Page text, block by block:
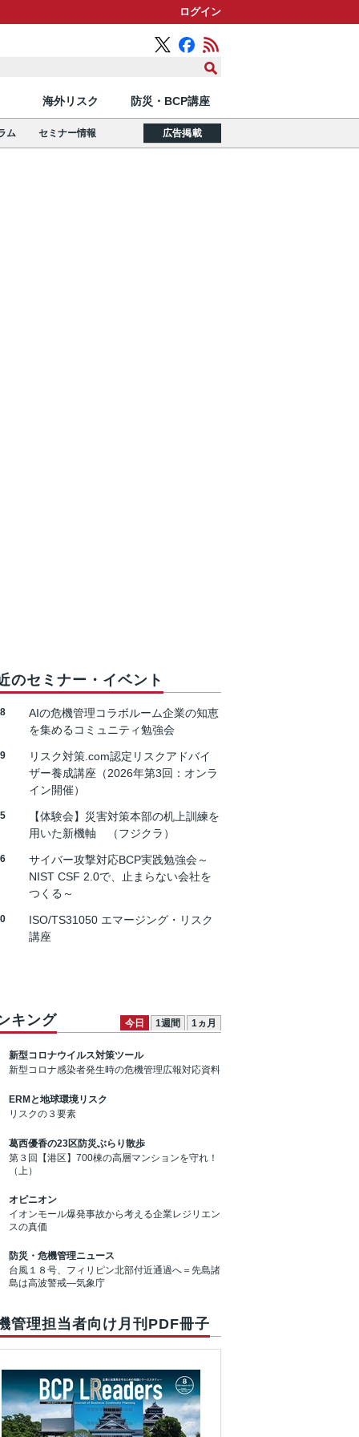
ログイン
海外リスク 防災・BCP講座
ム セミナー情報 広告掲載
のセミナー・イベント
AIの危機管理コラボルーム企業の知恵
を集めるコミュニティ勉強会
リスク対策.com認定リスクアドバイ
ザー養成講座（2026年第3回：オンラ
イン開催）
【体験会】災害対策本部の机上訓練を
用いた新機軸 （フジクラ）
サイバー攻撃対応BCP実践勉強会～
NIST CSF 2.0で、止まらない会社を
つくる～
ISO/TS31050 エマージング・リスク
講座
キング 今日 1週間 1ヵ月
新型コロナウイルス対策ツール
新型コロナ感染者発生時の危機管理広報対応資料
ERMと地球環境リスク
リスクの３要素
葛西優香の23区防災ぶらり散歩
第３回【港区】700棟の高層マンションを守れ！
（上）
オピニオン
イオンモール爆発事故から考える企業レジリエン
スの真価
防災・危機管理ニュース
台風１８号、フィリピン北部付近通過へ＝先島諸
島は高波警戒―気象庁
管理担当者向け月刊PDF冊子